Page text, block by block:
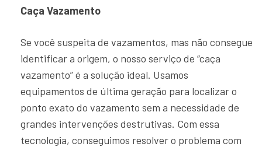
Caça Vazamento
Se você suspeita de vazamentos, mas não consegue
identificar a origem, o nosso serviço de “caça
vazamento” é a solução ideal. Usamos
equipamentos de última geração para localizar o
ponto exato do vazamento sem a necessidade de
grandes intervenções destrutivas. Com essa
tecnologia, conseguimos resolver o problema com